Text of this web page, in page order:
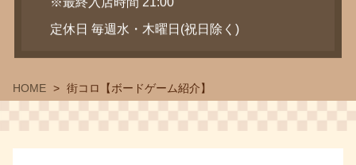
※最終入店時間 21:00
定休日 毎週水・木曜日(祝日除く)
HOME 街コロ【ボードゲーム紹介】